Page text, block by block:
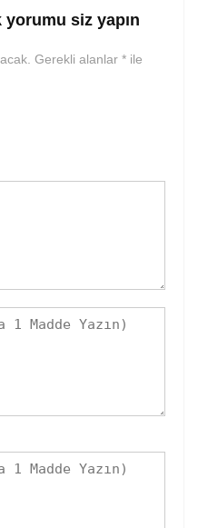
siz yapın
Gerekli alanlar * ile